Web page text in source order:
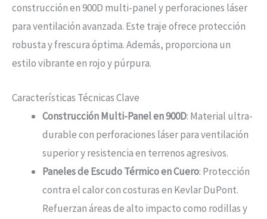
construcción en 900D multi-panel y perforaciones láser
para ventilación avanzada. Este traje ofrece protección
robusta y frescura óptima. Además, proporciona un
estilo vibrante en rojo y púrpura.
Características Técnicas Clave
Construcción Multi-Panel en 900D: Material ultra-
durable con perforaciones láser para ventilación
superior y resistencia en terrenos agresivos.
Paneles de Escudo Térmico en Cuero: Protección
contra el calor con costuras en Kevlar DuPont.
Refuerzan áreas de alto impacto como rodillas y